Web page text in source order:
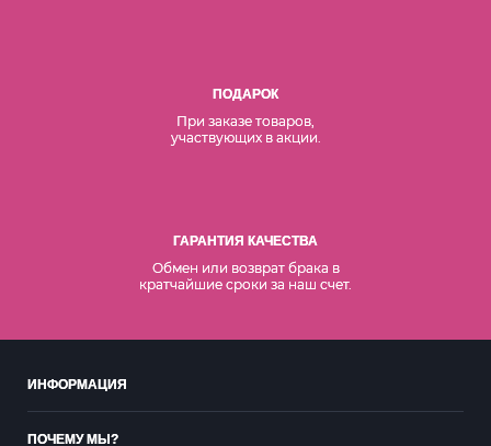
ПОДАРОК
При заказе товаров,
участвующих в акции.
ГАРАНТИЯ КАЧЕСТВА
Обмен или возврат брака в
кратчайшие сроки за наш счет.
ИНФОРМАЦИЯ
ПОЧЕМУ МЫ?